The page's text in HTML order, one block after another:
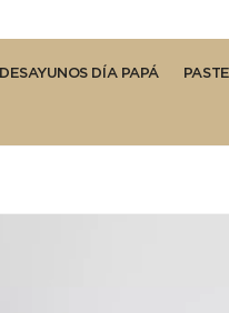
DESAYUNOS DÍA PAPÁ